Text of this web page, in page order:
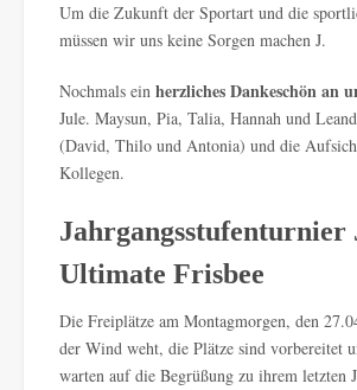
Um die Zukunft der Sportart und die
müssen wir uns keine Sorgen machen J.
Nochmals ein herzliches Dankeschön an
Jule. Maysun, Pia, Talia, Hannah und
(David, Thilo und Antonia) und die
Kollegen.
Jahrgangsstufenturnier
Ultimate Frisbee
Die Freiplätze am Montagmorgen, den
der Wind weht, die Plätze sind vorbereitet
warten auf die Begrüßung zu ihrem letzten